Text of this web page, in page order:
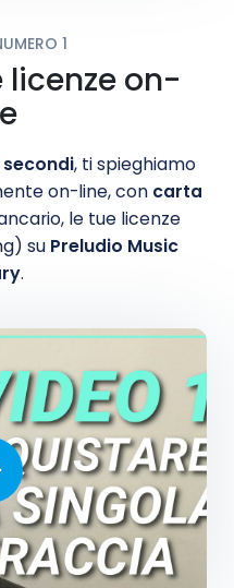
1
on-
secondi, ti spieghiamo
on-line, con carta
le tue licenze
su Preludio Music
.